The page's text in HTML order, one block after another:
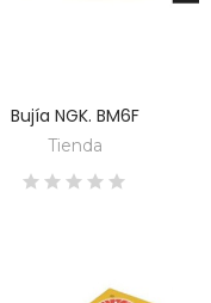
DESCUBRE
Bujía NGK. BM6F
Tienda